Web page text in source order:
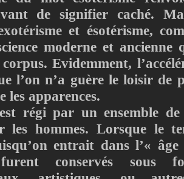
de signifier caché.
et ésotérisme,
moderne et ancienne
corpus. Evidemment,
l’on n’a guère le loisir de
les apparences.
régi par un ensemble
les hommes. Lorsque le
entrait dans l’«
conservés sous